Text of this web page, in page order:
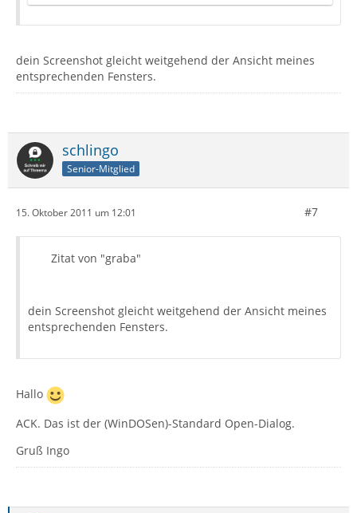
dein Screenshot gleicht weitgehend der Ansicht meines
entsprechenden Fensters.
schlingo
Senior-Mitglied
15. Oktober 2011 um 12:01 #7
Zitat von "graba"
dein Screenshot gleicht weitgehend der Ansicht meines
entsprechenden Fensters.
Hallo
ACK. Das ist der (WinDOSen)-Standard Open-Dialog.
Gruß Ingo